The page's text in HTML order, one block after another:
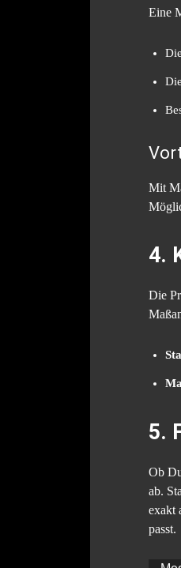
Eine
Mit
4.
Die
5.
Ob
ab.
exakt
passt.